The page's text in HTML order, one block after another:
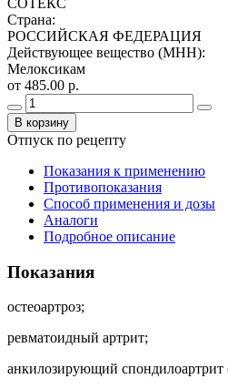
Страна:
РОССИЙСКАЯ ФЕДЕРАЦИЯ
Действующее вещество (МНН):
Мелоксикам
от 485.00 р.
В корзину
Отпуск по рецепту
Показания к применению
Противопоказания
Способ применения и дозы
Аналоги
Подробное описание
Показания
остеоартроз;
ревматоидный артрит;
анкилозирующий спондилоартрит